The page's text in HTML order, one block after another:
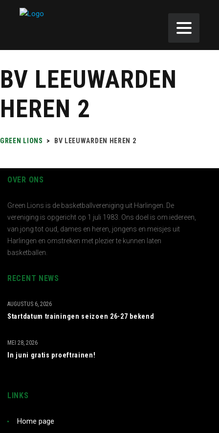
BV LEEUWARDEN
HEREN 2
GREEN LIONS > BV LEEUWARDEN HEREN 2
OVER ONS
Green Lions is de basketballvereniging uit Harlingen. De
vereniging is opgericht op 1 juli 1983. Ons doel is om iedereen,
van jong tot oud, dames en heren, jongens en meisjes uit
Harlingen en omstreken met plezier te kunnen laten
basketballen.
RECENT NEWS
Startdatum trainingen seizoen 26-27 bekend
AUGUSTUS 6, 2026
In juni gratis proeftrainen!
MEI 28, 2026
LINKS
Home page